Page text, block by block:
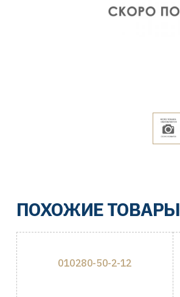
ПОХОЖИЕ ТОВАРЫ
010280-50-2-12